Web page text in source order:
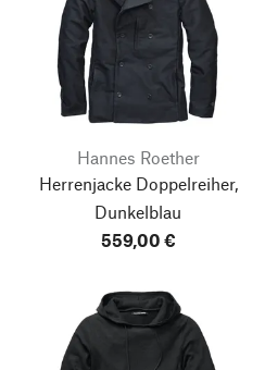
Hannes Roether
Herrenjacke Doppelreiher,
Dunkelblau
559,00 €